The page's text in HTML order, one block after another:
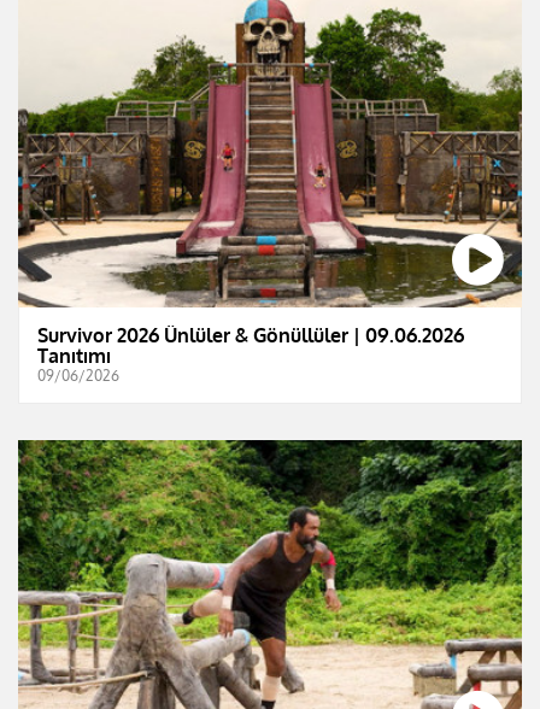
Survivor 2026 Ünlüler & Gönüllüler | 09.06.2026
Tanıtımı
09/06/2026